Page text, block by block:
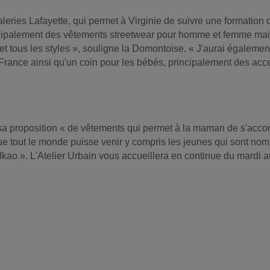
Lafayette, qui permet à Virginie de suivre une
des vêtements streetwear pour homme et femme
tous les styles », souligne la Domontoise. « J'aurai
ainsi qu'un coin pour les bébés, principalement des
proposition « de vêtements qui permet à la maman de
tout le monde puisse venir y compris les jeunes qui sont
». L'Atelier Urbain vous accueillera en continue du mardi